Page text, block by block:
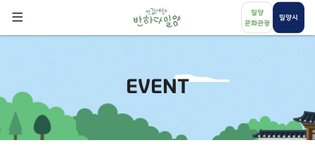
메뉴 건너뛰기
밀양
문화관광
밀양시
EVENT